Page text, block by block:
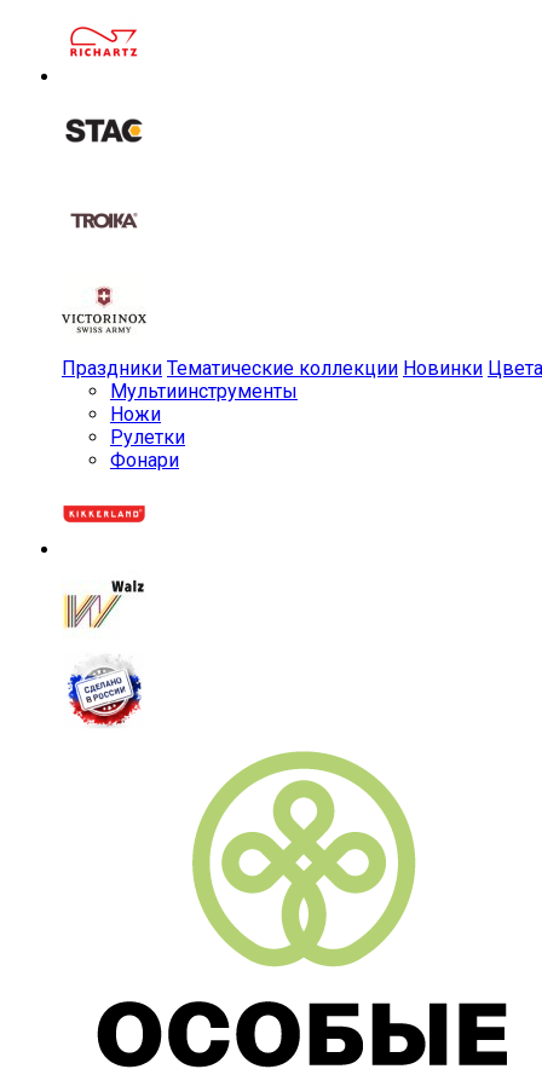
Праздники Тематические коллекции Новинки Цвета
Мульти­инструменты
Ножи
Рулетки
Фонари